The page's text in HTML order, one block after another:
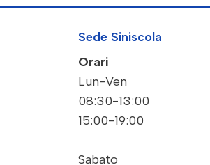
Sede Siniscola
Orari
Lun-Ven
08:30-13:00
15:00-19:00
Sabato